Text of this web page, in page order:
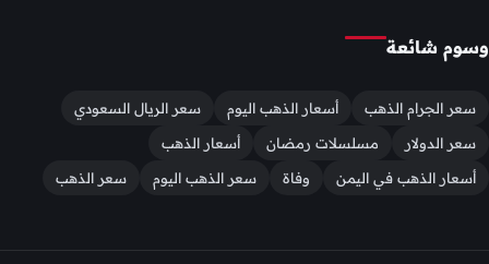
وسوم شائعة
سعر الجرام الذهب أسعار الذهب اليوم
سعر الريال السعودي
سعر الدولار
مسلسلات رمضان
أسعار الذهب
أسعار الذهب في اليمن
وفاة سعر الذهب اليوم سعر الذهب